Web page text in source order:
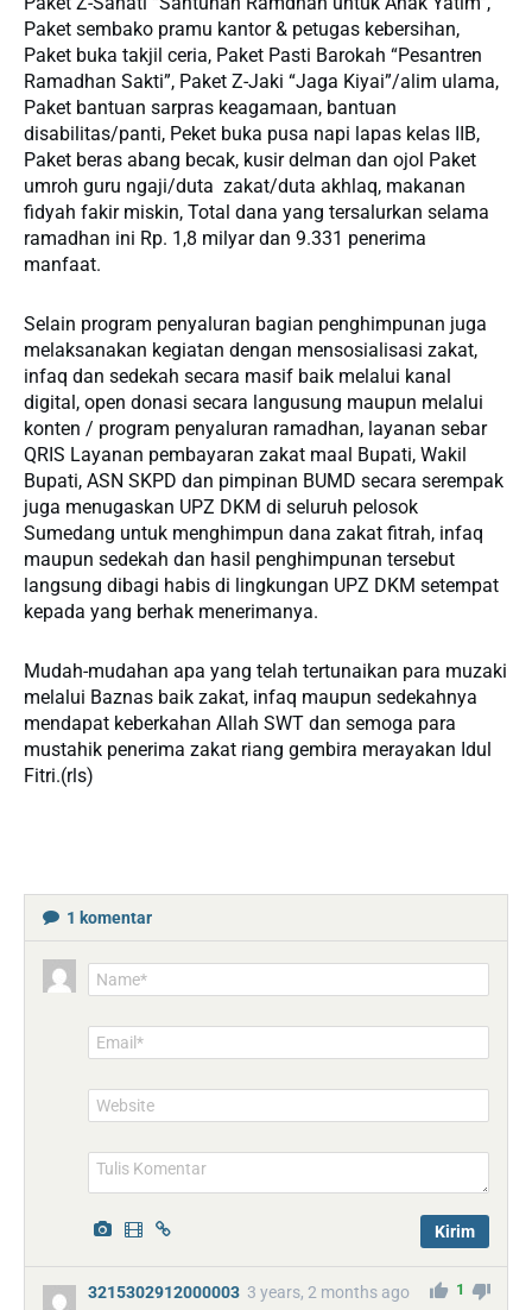
Paket sembako pramu kantor & petugas kebersihan,
Paket buka takjil ceria, Paket Pasti Barokah “Pesantren
Ramadhan Sakti”, Paket Z-Jaki “Jaga Kiyai”/alim ulama,
Paket bantuan sarpras keagamaan, bantuan
disabilitas/panti, Peket buka pusa napi lapas kelas IIB,
Paket beras abang becak, kusir delman dan ojol Paket
umroh guru ngaji/duta zakat/duta akhlaq, makanan
fidyah fakir miskin, Total dana yang tersalurkan selama
ramadhan ini Rp. 1,8 milyar dan 9.331 penerima
manfaat.
Selain program penyaluran bagian penghimpunan juga
melaksanakan kegiatan dengan mensosialisasi zakat,
infaq dan sedekah secara masif baik melalui kanal
digital, open donasi secara langusung maupun melalui
konten / program penyaluran ramadhan, layanan sebar
QRIS Layanan pembayaran zakat maal Bupati, Wakil
Bupati, ASN SKPD dan pimpinan BUMD secara serempak
juga menugaskan UPZ DKM di seluruh pelosok
Sumedang untuk menghimpun dana zakat fitrah, infaq
maupun sedekah dan hasil penghimpunan tersebut
langsung dibagi habis di lingkungan UPZ DKM setempat
kepada yang berhak menerimanya.
Mudah-mudahan apa yang telah tertunaikan para muzaki
melalui Baznas baik zakat, infaq maupun sedekahnya
mendapat keberkahan Allah SWT dan semoga para
mustahik penerima zakat riang gembira merayakan Idul
Fitri.(rls)
1 komentar
Name*
Email*
Website
3215302912000003 3 years, 2 months ago
1